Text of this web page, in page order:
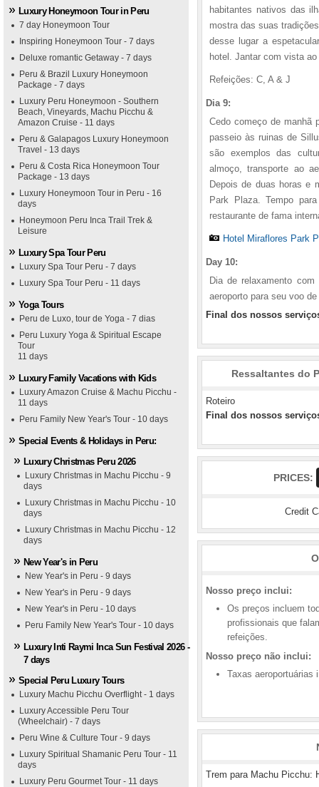
Luxury Honeymoon Tour in Peru
7 day Honeymoon Tour
Inspiring Honeymoon Tour - 7 days
Deluxe romantic Getaway - 7 days
Peru & Brazil Luxury Honeymoon
Package - 7 days
Luxury Peru Honeymoon - Southern
Beach, Vineyards, Machu Picchu &
Amazon Cruise - 11 days
Peru & Galapagos Luxury Honeymoon
Travel - 13 days
Peru & Costa Rica Honeymoon Tour
Package - 13 days
Luxury Honeymoon Tour in Peru - 16
days
Honeymoon Peru Inca Trail Trek &
Leisure
Luxury Spa Tour Peru
Luxury Spa Tour Peru - 7 days
Luxury Spa Tour Peru - 11 days
Yoga Tours
Peru de Luxo, tour de Yoga - 7 dias
Peru Luxury Yoga & Spiritual Escape
Tour
11 days
Luxury Family Vacations with Kids
Luxury Amazon Cruise & Machu Picchu -
11 days
Peru Family New Year's Tour - 10 days
Special Events & Holidays in Peru:
Luxury Christmas Peru 2026
Luxury Christmas in Machu Picchu - 9
days
Luxury Christmas in Machu Picchu - 10
days
Luxury Christmas in Machu Picchu - 12
days
New Year's in Peru
New Year's in Peru - 9 days
New Year's in Peru - 9 days
New Year's in Peru - 10 days
Peru Family New Year's Tour - 10 days
Luxury Inti Raymi Inca Sun Festival 2026 -
7 days
Special Peru Luxury Tours
Luxury Machu Picchu Overflight - 1 days
Luxury Accessible Peru Tour
(Wheelchair) - 7 days
Peru Wine & Culture Tour - 9 days
Luxury Spiritual Shamanic Peru Tour - 11
days
Luxury Peru Gourmet Tour - 11 days
habitantes nativos das
mostra das suas
desse lugar a
hotel. Jantar com vista ao
Refeições: C, A & J
Dia 9:
Cedo começo de manhã
passeio às ruinas de
são exemplos das
almoço, transporte ao
Depois de duas horas e
Park Plaza. Tempo
restaurante de fama
Hotel Miraflores Park
Day 10:
Dia de relaxamento
aeroporto para seu voo
Final dos nossos
Ressaltantes do
Roteiro
Final dos nossos
PRICES:
Credit
Nosso preço inclui:
Os preços incluem
profissionais que
refeições.
Nosso preço não inclui:
Taxas aeroportuárias
Trem para Machu Picchu:
Miraflores Park Plaza
1 2
Hotel
1 2
Lodge Hotel
1 2
Hotel
1 2